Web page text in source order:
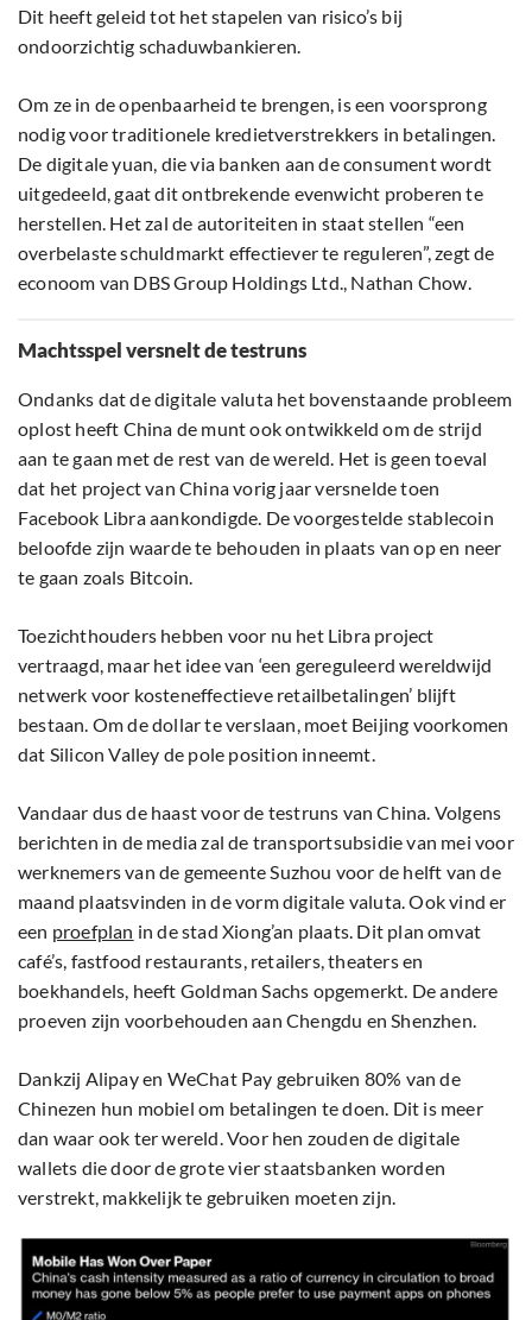
Dit heeft geleid tot het stapelen van risico’s bij
ondoorzichtig schaduwbankieren.
Om ze in de openbaarheid te brengen, is een voorsprong
nodig voor traditionele kredietverstrekkers in betalingen.
De digitale yuan, die via banken aan de consument wordt
uitgedeeld, gaat dit ontbrekende evenwicht proberen te
herstellen. Het zal de autoriteiten in staat stellen “een
overbelaste schuldmarkt effectiever te reguleren”, zegt de
econoom van DBS Group Holdings Ltd., Nathan Chow.
Machtsspel versnelt de testruns
Ondanks dat de digitale valuta het bovenstaande probleem
oplost heeft China de munt ook ontwikkeld om de strijd
aan te gaan met de rest van de wereld. Het is geen toeval
dat het project van China vorig jaar versnelde toen
Facebook Libra aankondigde. De voorgestelde stablecoin
beloofde zijn waarde te behouden in plaats van op en neer
te gaan zoals Bitcoin.
Toezichthouders hebben voor nu het Libra project
vertraagd, maar het idee van ‘een gereguleerd wereldwijd
netwerk voor kosteneffectieve retailbetalingen’ blijft
bestaan. Om de dollar te verslaan, moet Beijing voorkomen
dat Silicon Valley de pole position inneemt.
Vandaar dus de haast voor de testruns van China. Volgens
berichten in de media zal de transportsubsidie van mei voor
werknemers van de gemeente Suzhou voor de helft van de
maand plaatsvinden in de vorm digitale valuta. Ook vind er
een proefplan in de stad Xiong’an plaats. Dit plan omvat
café’s, fastfood restaurants, retailers, theaters en
boekhandels, heeft Goldman Sachs opgemerkt. De andere
proeven zijn voorbehouden aan Chengdu en Shenzhen.
Dankzij Alipay en WeChat Pay gebruiken 80% van de
Chinezen hun mobiel om betalingen te doen. Dit is meer
dan waar ook ter wereld. Voor hen zouden de digitale
wallets die door de grote vier staatsbanken worden
verstrekt, makkelijk te gebruiken moeten zijn.